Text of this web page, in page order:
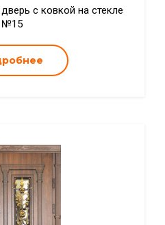
с ковкой на стекле
№15